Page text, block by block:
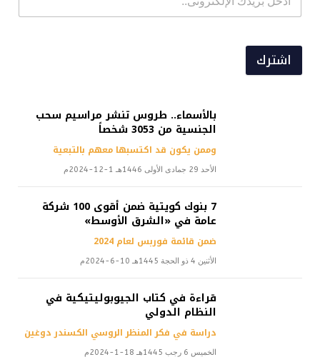
اشترك
بالأسماء.. طروس تنشر مراسيم سحب
الجنسية من 3053 شخصاً
وممن يكون قد اكتسبها معهم بالتبعية
الأحد 29 جمادى الأولى 1446هـ 1-12-2024م
7 بنوك كويتية ضمن أقوى 100 شركة
عامة في «الشرق الأوسط»
ضمن قائمة فوربس لعام 2024
الأثنين 4 ذو الحجة 1445هـ 10-6-2024م
قراءة في كتاب الجيوبوليتيكية في
النظام الدولي
دراسة في فكر المنظر الروسي الكسندر دوغين
الخميس 6 رجب 1445هـ 18-1-2024م